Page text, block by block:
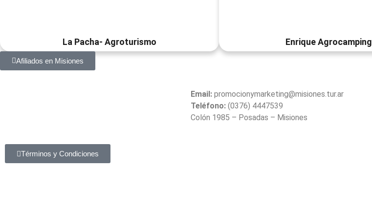
La Pacha- Agroturismo Enrique Agrocamping
Afiliados en Misiones
Email:promocionymarketing@misiones.tur.ar
Teléfono:(0376) 4447539
Colón 1985 – Posadas – Misiones
Términos y Condiciones